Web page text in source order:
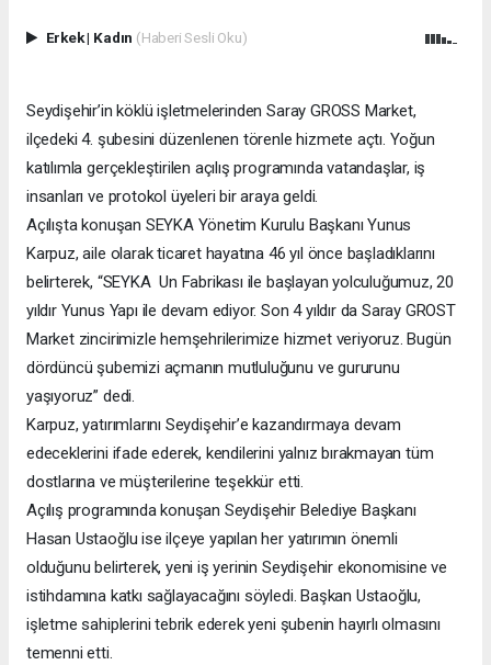
Erkek| Kadın (Haberi Sesli Oku)
Seydişehir’in köklü işletmelerinden Saray GROSS Market,
ilçedeki 4. şubesini düzenlenen törenle hizmete açtı. Yoğun
katılımla gerçekleştirilen açılış programında vatandaşlar, iş
insanları ve protokol üyeleri bir araya geldi.
Açılışta konuşan SEYKA Yönetim Kurulu Başkanı Yunus
Karpuz, aile olarak ticaret hayatına 46 yıl önce başladıklarını
belirterek, “SEYKA Un Fabrikası ile başlayan yolculuğumuz, 20
yıldır Yunus Yapı ile devam ediyor. Son 4 yıldır da Saray GROST
Market zincirimizle hemşehrilerimize hizmet veriyoruz. Bugün
dördüncü şubemizi açmanın mutluluğunu ve gururunu
yaşıyoruz” dedi.
Karpuz, yatırımlarını Seydişehir’e kazandırmaya devam
edeceklerini ifade ederek, kendilerini yalnız bırakmayan tüm
dostlarına ve müşterilerine teşekkür etti.
Açılış programında konuşan Seydişehir Belediye Başkanı
Hasan Ustaoğlu ise ilçeye yapılan her yatırımın önemli
olduğunu belirterek, yeni iş yerinin Seydişehir ekonomisine ve
istihdamına katkı sağlayacağını söyledi. Başkan Ustaoğlu,
işletme sahiplerini tebrik ederek yeni şubenin hayırlı olmasını
temenni etti.